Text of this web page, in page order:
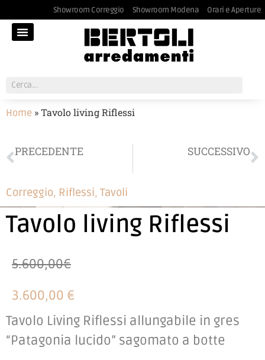
Showroom Correggio Showroom Modena Orari e Aperture
Home »Tavolo living Riflessi
PRECEDENTE SUCCESSIVO
Correggio, Riflessi, Tavoli
Tavolo living Riflessi
5.600,00€
3.600,00 €
Tavolo Living Riflessi allungabile in gres
“Patagonia lucido” sagomato a botte